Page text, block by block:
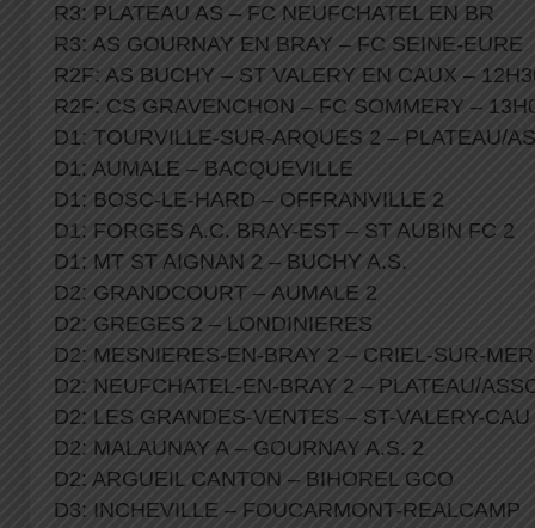
R3: PLATEAU AS – FC NEUFCHATEL EN BR
R3: AS GOURNAY EN BRAY – FC SEINE-EURE
R2F: AS BUCHY – ST VALERY EN CAUX –
R2F: CS GRAVENCHON – FC SOMMERY –
D1: TOURVILLE-SUR-ARQUES 2 – PLATEAU/
D1: AUMALE – BACQUEVILLE
D1: BOSC-LE-HARD – OFFRANVILLE 2
D1: FORGES A.C. BRAY-EST – ST AUBIN FC 2
D1: MT ST AIGNAN 2 – BUCHY A.S.
D2: GRANDCOURT – AUMALE 2
D2: GREGES 2 – LONDINIERES
D2: MESNIERES-EN-BRAY 2 – CRIEL-SUR-
D2: NEUFCHATEL-EN-BRAY 2 – PLATEAU/
D2: LES GRANDES-VENTES – ST-VALERY-
D2: MALAUNAY A – GOURNAY A.S. 2
D2: ARGUEIL CANTON – BIHOREL GCO
D3: INCHEVILLE – FOUCARMONT-REALCAMP